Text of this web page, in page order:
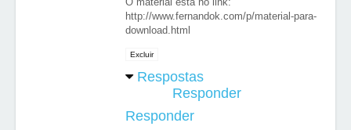
http://www.fernandok.com/p/material-para-
download.html
Excluir
Respostas
Responder
Responder